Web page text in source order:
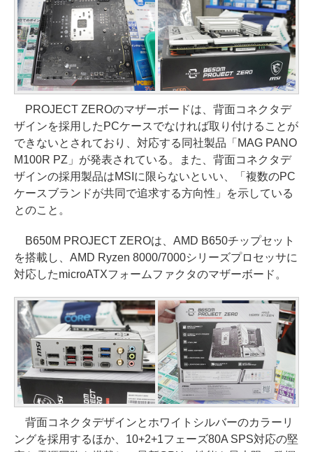
PROJECT ZEROのマザーボードは、背面コネクタデ
ザインを採用したPCケースでなければ取り付けることが
できないとされており、対応する同社製品「MAG PANO
M100R PZ」が発表されている。また、背面コネクタデ
ザインの採用製品はMSIに限らないといい、「複数のPC
ケースブランドが共同で追求する方向性」を示している
とのこと。
B650M PROJECT ZEROは、AMD B650チップセット
を搭載し、AMD Ryzen 8000/7000シリーズプロセッサに
対応したmicroATXフォームファクタのマザーボード。
背面コネクタデザインとホワイトシルバーのカラーリ
ングを採用するほか、10+2+1フェーズ80A SPS対応の堅